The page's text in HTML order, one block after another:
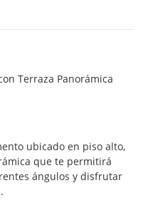
Terraza Panorámica
ubicado en piso alto,
que te permitirá
ángulos y disfrutar